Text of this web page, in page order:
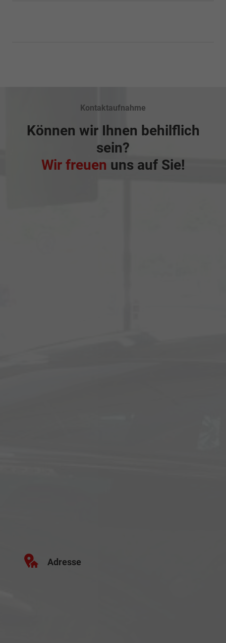
Kontaktaufnahme
Können wir Ihnen behilflich
sein?
Wir freuen uns auf Sie!
Adresse